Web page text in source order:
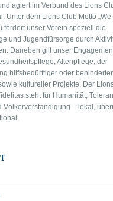
agiert im Verbund des Lions
Unter dem Lions Club Motto „We
fördert unser Verein speziell die
und Jugendfürsorge durch
Daneben gilt unser
Altenpflege, der
hilfsbedürftiger oder behinderter
kultureller Projekte. Der
steht für Humanität,
Völkerverständigung – lokal,